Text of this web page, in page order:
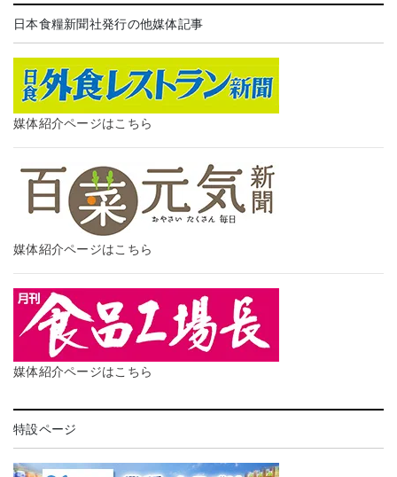
日本食糧新聞社発行の他媒体記事
媒体紹介ページはこちら
媒体紹介ページはこちら
媒体紹介ページはこちら
特設ページ